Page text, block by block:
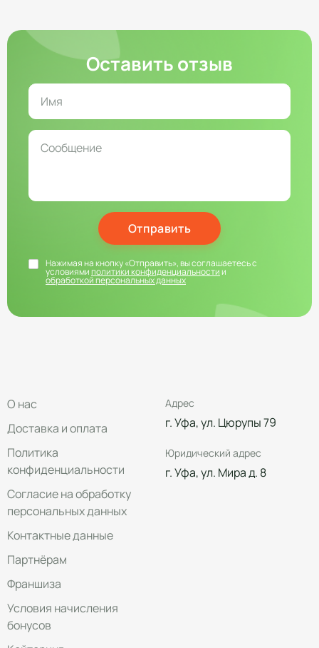
Оставить отзыв
Отправить
Нажимая на кнопку «Отправить», вы соглашаетесь с
условиямиполитики конфиденциальностии
обработкой персональных данных
О нас
Доставка и оплата
Политика
конфиденциальности
Согласие на обработку
персональных данных
Контактные данные
Партнёрам
Франшиза
Условия начисления
бонусов
Адрес
г. Уфа, ул. Цюрупы 79
Юридический адрес
г. Уфа, ул. Мира д. 8